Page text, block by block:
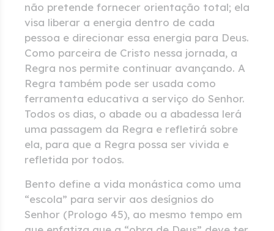
não pretende fornecer orientação total; ela
visa liberar a energia dentro de cada
pessoa e direcionar essa energia para Deus.
Como parceira de Cristo nessa jornada, a
Regra nos permite continuar avançando. A
Regra também pode ser usada como
ferramenta educativa a serviço do Senhor.
Todos os dias, o abade ou a abadessa lerá
uma passagem da Regra e refletirá sobre
ela, para que a Regra possa ser vivida e
refletida por todos.
Bento define a vida monástica como uma
“escola” para servir aos desígnios do
Senhor (Prologo 45), ao mesmo tempo em